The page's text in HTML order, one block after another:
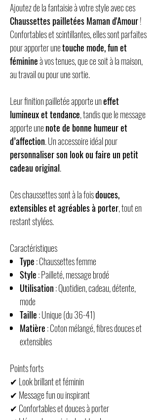
Ajoutez de la fantaisie à votre style avec ces
Chaussettes pailletées Maman d'Amour!
Confortables et scintillantes, elles sont parfaites
pour apporter unetouche mode, fun et
féminineà vos tenues, que ce soit à la maison,
au travail ou pour une sortie.
Leur finition pailletée apporte uneffet
lumineux et tendance, tandis que le message
apporte unenote de bonne humeur et
d’affection. Un accessoire idéal pour
personnaliser son look ou faire un petit
cadeau original.
Ces chaussettes sont à la foisdouces,
extensibles et agréables à porter, tout en
restant stylées.
Caractéristiques
Type: Chaussettes femme
Style: Pailleté, message brodé
Utilisation: Quotidien, cadeau, détente,
mode
Taille: Unique (du 36-41)
Matière: Coton mélangé, fibres douces et
extensibles
Points forts
✔ Look brillant et féminin
✔ Message fun ou inspirant
✔ Confortables et douces à porter